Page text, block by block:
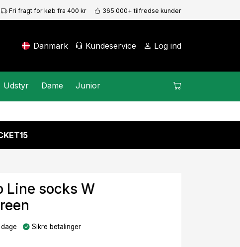
Fri fragt for køb fra 400 kr 365.000+ tilfredse kunder
Danmark Kundeservice Log ind
Udstyr Dame Junior
Line socks W
Sikre betalinger